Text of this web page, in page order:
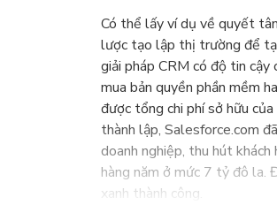
Có thể lấy ví dụ về quyết
lược tạo lập thị trường để
giải pháp CRM có độ tin
mua bản quyền phần mềm
được tổng chi phí sở hữu
thành lập, Salesforce.com
doanh nghiệp, thu hút
hàng năm ở mức 7 tỷ đô la.
xanh thành công.